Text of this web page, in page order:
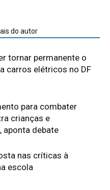
do autor
tornar permanente o
carros elétricos no DF
para combater
crianças e
aponta debate
nas críticas à
escola